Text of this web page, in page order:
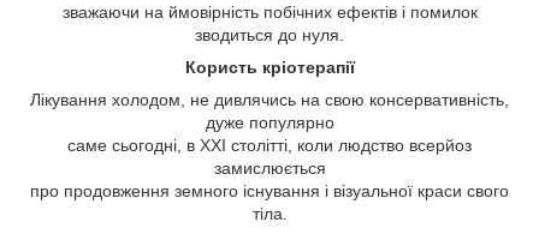
зважаючи на ймовірність побічних ефектів і помилок
зводиться до нуля.
Користь кріотерапії
Лікування холодом, не дивлячись на свою консервативність,
дуже популярно
саме сьогодні, в XXI столітті, коли людство всерйоз
замислюється
про продовження земного існування і візуальної краси свого
тіла.